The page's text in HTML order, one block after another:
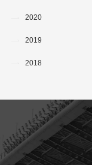
2020
2019
2018